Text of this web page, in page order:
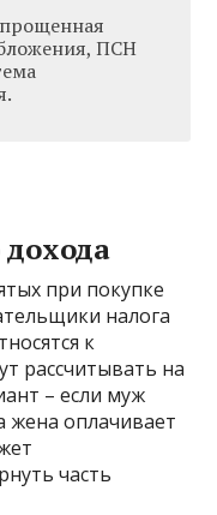
ПСН
при покупке
налога
к
рассчитывать на
– если муж
жена оплачивает
часть